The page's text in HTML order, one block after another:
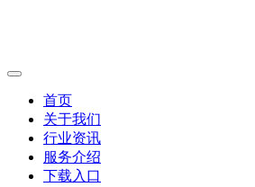
首页
关于我们
行业资讯
服务介绍
下载入口